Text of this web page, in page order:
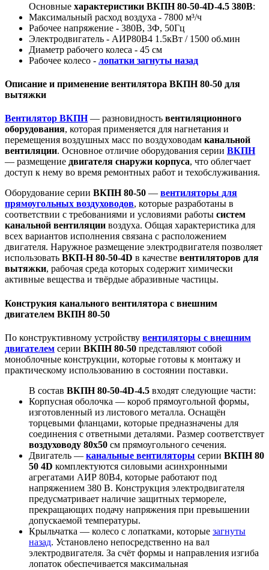
Основные характеристики ВКПН 80-50-4D-4.5 380В:
Максимальный расход воздуха - 7800 м³/ч
Рабочее напряжение - 380В, 3Ф, 50Гц
Электродвигатель - АИР80B4 1.5кВт / 1500 об.мин
Диаметр рабочего колеса - 45 см
Рабочее колесо - лопатки загнуты назад
Описание и применение вентилятора ВКПН 80-50 для
вытяжки
Вентилятор ВКПН— разновидность вентиляционного
оборудования, которая применяется для нагнетания и
перемещения воздушных масс по воздуховодам канальной
вентиляции. Основное отличие оборудования серии ВКПН
— размещение двигателя снаружи корпуса, что облегчает
доступ к нему во время ремонтных работ и техобслуживания.
Оборудование серии ВКПН 80-50 — вентиляторы для
прямоугольных воздуховодов, которые разработаны в
соответствии с требованиями и условиями работы систем
канальной вентиляции воздуха. Общая характеристика для
всех вариантов исполнения связана с расположением
двигателя. Наружное размещение электродвигателя позволяет
использовать ВКП-Н 80-50-4D в качестве вентиляторов для
вытяжки, рабочая среда которых содержит химически
активные вещества и твёрдые абразивные частицы.
Конструкия канального вентилятора с внешним
двигателем ВКПН 80-50
По конструктивному устройству вентиляторы с внешним
двигателем серии ВКПН 80-50 представляют собой
моноблочные конструкции, которые готовы к монтажу и
практическому использованию в состоянии поставки.
В состав ВКПН 80-50-4D-4.5 входят следующие части:
Корпусная оболочка — короб прямоугольной формы,
изготовленный из листового металла. Оснащён
торцевыми фланцами, которые предназначены для
соединения с ответными деталями. Размер соответствует
воздуховоду 80х50 см прямоугольного сечения.
Двигатель — канальные вентиляторы серии ВКПН 80
50 4D комплектуются силовыми асинхронными
агрегатами АИР 80B4, которые работают под
напряжением 380 В. Конструкция электродвигателя
предусматривает наличие защитных термореле,
прекращающих подачу напряжения при превышении
допускаемой температуры.
Крыльчатка — колесо с лопатками, которые загнуты
назад. Установлено непосредственно на вал
электродвигателя. За счёт формы и направления изгиба
лопаток обеспечивается максимальная